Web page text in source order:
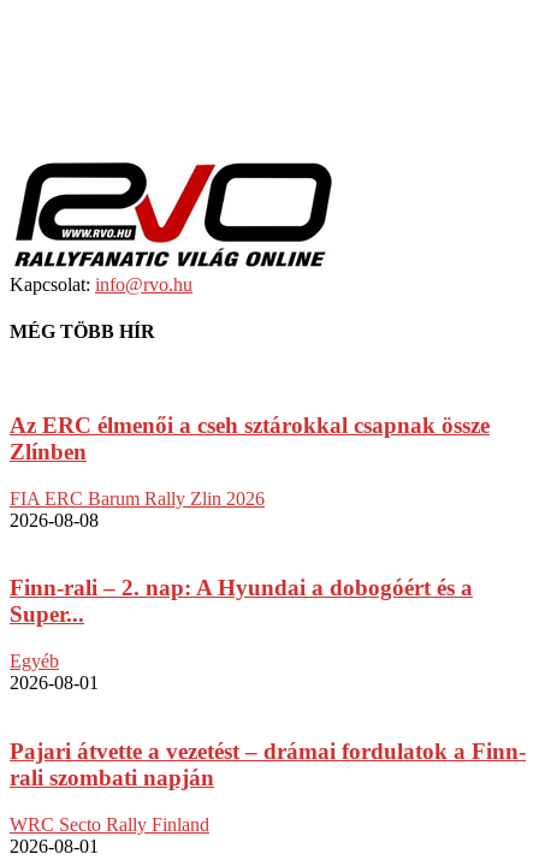
Kapcsolat: info@rvo.hu
MÉG TÖBB HÍR
Az ERC élmenői a cseh sztárokkal csapnak össze
Zlínben
FIA ERC Barum Rally Zlin 2026
2026-08-08
Finn-rali – 2. nap: A Hyundai a dobogóért és a
Super...
Egyéb
2026-08-01
Pajari átvette a vezetést – drámai fordulatok a Finn-
rali szombati napján
WRC Secto Rally Finland
2026-08-01